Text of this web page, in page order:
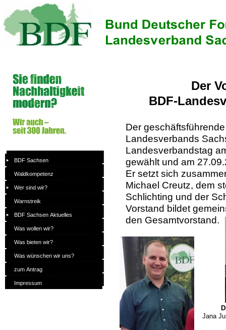
BDF Sachsen
Waldkompetenz
Wer sind wir?
Warnstreik
BDF Sachsen Aktuelles
Was wollen wir?
Was bieten wir?
Was wünschen wir uns?
zum Antrag
BDF Sachsen
Waldkompetenz
Wer sind wir?
Warnstreik
BDF Sachsen Aktuelles
Was wollen wir?
Was bieten wir?
Was wünschen wir uns?
zum Antrag
Impressum
Der
BDF-
Der
Landesverbands
Landesverbandstag
gewählt und am
Er setzt sich
Michael Creutz, dem
Schlichting und der
Vorstand bildet
den Gesamtvorstand.
Jana